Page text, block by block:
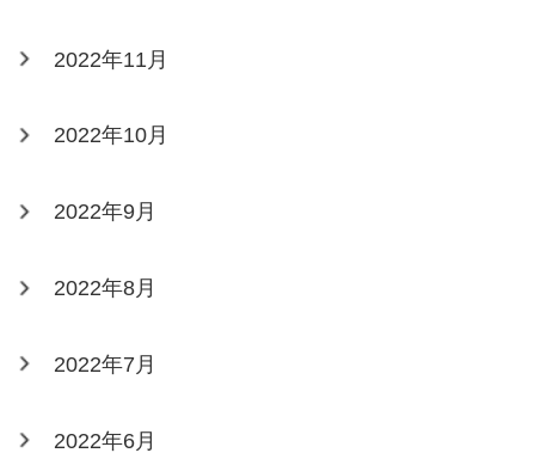
2022年11月
2022年10月
2022年9月
2022年8月
2022年7月
2022年6月